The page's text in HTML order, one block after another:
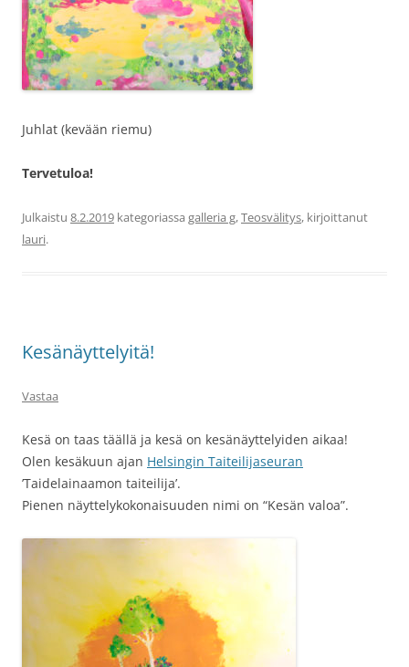
Juhlat (kevään riemu)
Tervetuloa!
Julkaistu 8.2.2019 kategoriassa galleria g,Teosvälitys, kirjoittanut
lauri.
Kesänäyttelyitä!
Vastaa
Kesä on taas täällä ja kesä on kesänäyttelyiden aikaa!
Olen kesäkuun ajan Helsingin Taiteilijaseuran
’Taidelainaamon taiteilija’.
Pienen näyttelykokonaisuuden nimi on “Kesän valoa”.